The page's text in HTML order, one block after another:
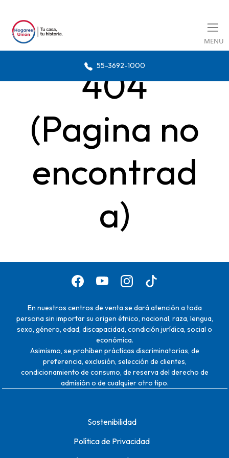
MENU
55-3692-1000
404
(Pagina no
encontrad
a)
En nuestros centros de venta se dará atención a toda
persona sin importar su origen étnico, nacional, raza, lengua,
sexo, género, edad, discapacidad, condición jurídica, social o
económica.
Asimismo, se prohíben prácticas discriminatorias, de
preferencia, exclusión, selección de clientes,
condicionamiento de consumo, de reserva del derecho de
admisión o de cualquier otro tipo.
Sostenibilidad
Política de Privacidad